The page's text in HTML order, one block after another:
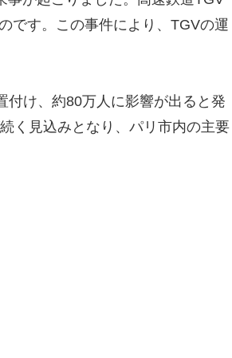
です。この事件により、TGVの運
付け、約80万人に影響が出ると発
く見込みとなり、パリ市内の主要